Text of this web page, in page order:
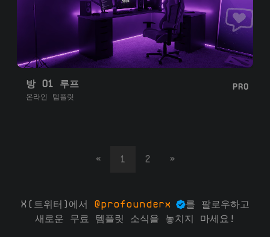
방 01 루프
온라인 템플릿
PRO
« 1 2 »
X(트위터)에서 @profounderx
를 팔로우하고
새로운 무료 템플릿 소식을 놓치지 마세요!